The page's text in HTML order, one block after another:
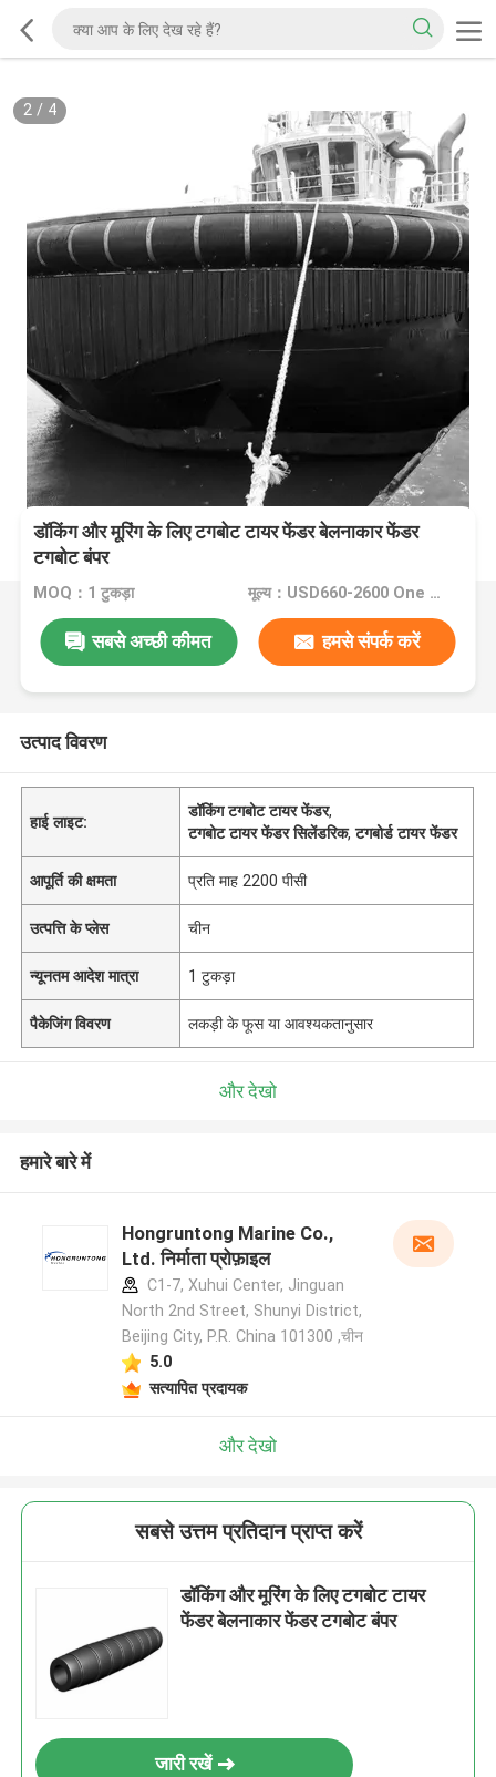
2/ 4
डॉकिंग और मूरिंग के लिए टगबोट टायर फेंडर बेलनाकार फेंडर
टगबोट बंपर
MOQ：1 टुकड़ा मूल्य：USD660-2600 One Piece
सबसे अच्छी कीमत हमसे संपर्क करें
उत्पाद विवरण
हाई लाइट:
डॉकिंग टगबोट टायर फेंडर,
टगबोट टायर फेंडर सिलेंडरिक,टगबोर्ड टायर फेंडर
आपूर्ति की क्षमता प्रति माह 2200 पीसी
उत्पत्ति के प्लेस चीन
न्यूनतम आदेश मात्रा 1 टुकड़ा
पैकेजिंग विवरण लकड़ी के फूस या आवश्यकतानुसार
और देखो
हमारे बारे में
Hongruntong Marine Co.,
Ltd. निर्माता प्रोफ़ाइल
C1-7, Xuhui Center, Jinguan
North 2nd Street, Shunyi District,
Beijing City, P.R. China 101300 ,चीन
5.0
सत्यापित प्रदायक
और देखो
सबसे उत्तम प्रतिदान प्राप्त करें
डॉकिंग और मूरिंग के लिए टगबोट टायर
फेंडर बेलनाकार फेंडर टगबोट बंपर
जारी रखें